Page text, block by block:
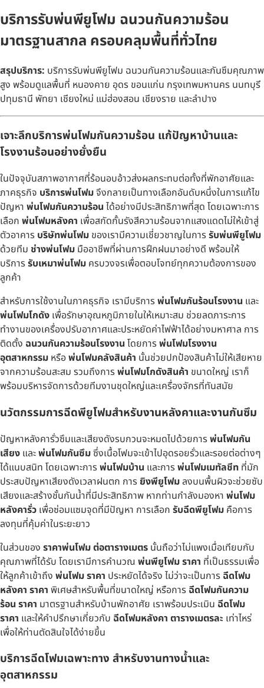
บริการรับพ่นพียูโฟม ฉนวนกันความร้อน
มาตรฐานสากล ครอบคลุมพื้นที่ทั่วไทย
สรุปบริการ: บริการรับพ่นพียูโฟม ฉนวนกันความร้อนและกันซึมคุณภาพ
สูง พร้อมดูแลพื้นที่ หนองคาย อุดร ขอนแก่น กรุงเทพมหานคร นนทบุรี
ปทุมธานี พัทยา เชียงใหม่ แม่ฮ่องสอน เชียงราย และลำปาง
เจาะลึกบริการพ่นโฟมกันความร้อน แก้ปัญหาบ้านและ
โรงงานร้อนอย่างยั่งยืน
ในปัจจุบันสภาพอากาศที่ร้อนอบอ้าวส่งผลกระทบต่อทั้งที่พักอาศัยและ
ภาคธุรกิจ บริการพ่นโฟมจึงกลายเป็นทางเลือกอันดับหนึ่งในการแก้ไข
ปัญหา พ่นโฟมกันความร้อน ได้อย่างมีประสิทธิภาพที่สุด โดยเฉพาะการ
เลือก พ่นโฟมหลังคา เพื่อสกัดกั้นรังสีความร้อนจากแสงแดดไม่ให้เข้าสู่
ตัวอาคาร บริษัทพ่นโฟม ของเรามีความเชี่ยวชาญในการรับพ่นพียูโฟม
ด้วยทีม ช่างพ่นโฟม มืออาชีพที่ผ่านการฝึกฝนมาอย่างดี พร้อมให้
บริการรับเหมาพ่นโฟม ครบวงจรเพื่อตอบโจทย์ทุกความต้องการของ
ลูกค้า
สำหรับการใช้งานในภาคธุรกิจ เรามีบริการพ่นโฟมกันร้อนโรงงาน และ
พ่นโฟมโกดัง เพื่อรักษาอุณหภูมิภายในให้เหมาะสม ช่วยลดภาระการ
ทำงานของเครื่องปรับอากาศและประหยัดค่าไฟฟ้าได้อย่างมหาศาล การ
ติดตั้ง ฉนวนกันความร้อนโรงงาน โดยการพ่นโฟมโรงงาน
อุตสาหกรรม หรือพ่นโฟมคลังสินค้า นั้นช่วยปกป้องสินค้าไม่ให้เสียหาย
จากความร้อนสะสม รวมถึงการพ่นโฟมโกดังสินค้า ขนาดใหญ่ เราก็
พร้อมบริหารจัดการด้วยทีมงานชุดใหญ่และเครื่องจักรที่ทันสมัย
นวัตกรรมการฉีดพียูโฟมสำหรับงานหลังคาและงานกันซึม
ปัญหาหลังคารั่วซึมและเสียงดังรบกวนจะหมดไปด้วยการพ่นโฟมกัน
เสียง และพ่นโฟมกันซึมซึ่งเนื้อโฟมจะเข้าไปอุดรอยรั่วและรอยต่อต่างๆ
ได้แนบสนิท โดยเฉพาะการพ่นโฟมบ้าน และการพ่นโฟมเมทัลชีท ที่มัก
ประสบปัญหาเสียงดังเวลาฝนตก การ ยิงพียูโฟมลงบนพื้นผิวจะช่วยซับ
เสียงและสร้างชั้นกันน้ำที่มีประสิทธิภาพ หากท่านกำลังมองหา พ่นโฟม
หลังคารั่ว เพื่อซ่อมแซมจุดที่มีปัญหา การเลือก รับฉีดพียูโฟม คือการ
ลงทุนที่คุ้มค่าในระยะยาว
ในส่วนของ ราคาพ่นโฟม ต่อตารางเมตร นั้นถือว่าไม่แพงเมื่อเทียบกับ
คุณภาพที่ได้รับ โดยเรามีการคำนวณ พ่นพียูโฟม ราคา ที่เป็นธรรมเพื่อ
ให้ลูกค้าเข้าถึง พ่นโฟม ราคา ประหยัดได้จริง ไม่ว่าจะเป็นการ ฉีดโฟม
หลังคา ราคา พิเศษสำหรับพื้นที่ขนาดใหญ่ หรือการ ฉีดโฟมกันความ
ร้อน ราคา มาตรฐานสำหรับบ้านพักอาศัย เราพร้อมประเมิน ฉีดโฟม
ราคา และให้คำปรึกษาเกี่ยวกับ ฉีดโฟมหลังคา ตารางเมตรละ เท่าไหร่
เพื่อให้ท่านตัดสินใจได้ง่ายขึ้น
บริการฉีดโฟมเฉพาะทาง สำหรับงานทางน้ำและ
อุตสาหกรรม